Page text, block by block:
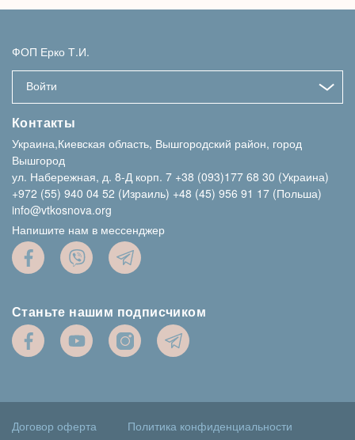
ФОП Ерко Т.И.
Войти
Контакты
Украина,Киевская область, Вышгородский район, город
Вышгород
ул. Набережная, д. 8-Д корп. 7 +38 (093)177 68 30 (Украина)
+972 (55) 940 04 52 (Израиль) +48 (45) 956 91 17 (Польша)
info@vtkosnova.org
Напишите нам в мессенджер
Станьте нашим подписчиком
Договор оферта
Политика конфиденциальности